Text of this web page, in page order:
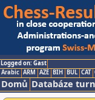
Logged on: Gast
Arabic ARM AZE BIH BUL CAT
Domů Databáze